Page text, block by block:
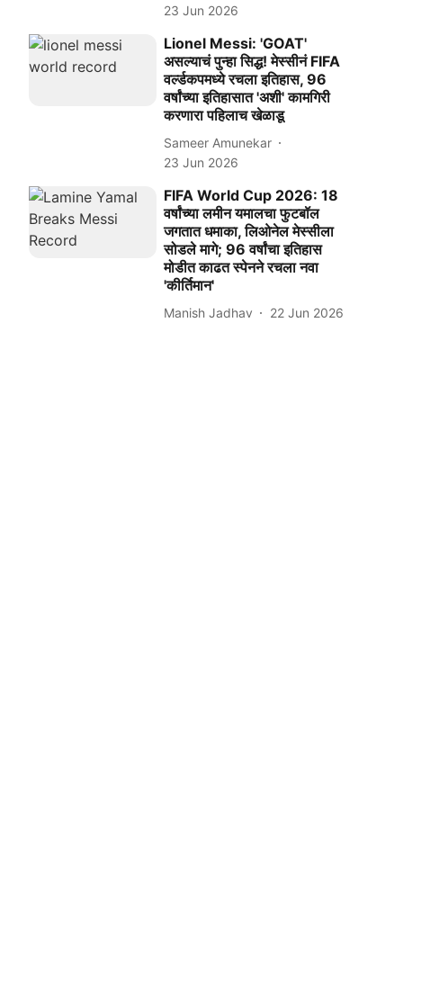
23 Jun 2026
Lionel Messi: 'GOAT'
असल्याचं पुन्हा सिद्ध! मेस्सीनं FIFA
वर्ल्डकपमध्ये रचला इतिहास, 96
वर्षांच्या इतिहासात 'अशी' कामगिरी
करणारा पहिलाच खेळाडू
Sameer Amunekar
23 Jun 2026
FIFA World Cup 2026: 18
वर्षांच्या लमीन यमालचा फुटबॉल
जगतात धमाका, लिओनेल मेस्सीला
सोडले मागे; 96 वर्षांचा इतिहास
मोडीत काढत स्पेनने रचला नवा
'कीर्तिमान'
Manish Jadhav 22 Jun 2026